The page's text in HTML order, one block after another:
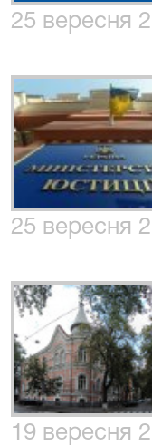
25 вересня
25 вересня
19 вересня